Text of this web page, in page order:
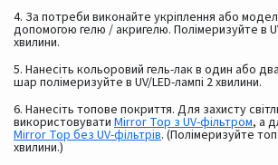
4. За потреби виконайте укріплення або
допомогою гелю / акригелю. Полімеризуйте в
хвилини.
5. Нанесіть кольоровий гель-лак в один або
шар полімеризуйте в UV/LED-лампі 2 хвилини.
6. Нанесіть топове покриття. Для захисту
використовувати Mirror Top з UV-фільтром, а
Mirror Top без UV-фільтрів. (Полімеризуйте
хвилини.)